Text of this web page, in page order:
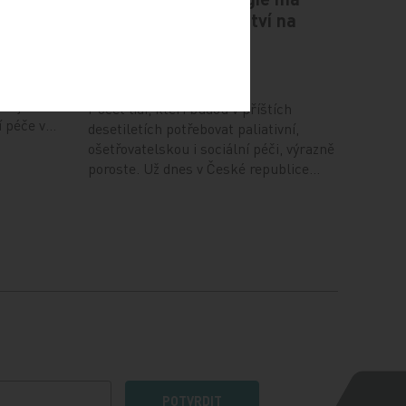
v…
připravit zdravotnictví na
Počet lidí, kteří budou v příštích
desetiletích potřebovat paliativní,
ošetřovatelskou i sociální péči, výrazně
poroste. Už dnes v České republice…
POTVRDIT